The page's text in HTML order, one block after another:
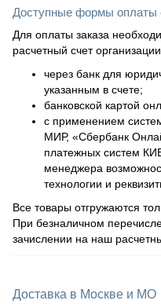
Доступные формы оплаты
Для оплаты заказа
расчетный счет
через банк для
указанным в счете;
банковской картой
с применением
МИР, «Сбербанк
платежных систем
менеджера
технологии и
Все товары отгружаются
При безналичном
зачислении на наш
Доставка в Москве и МО